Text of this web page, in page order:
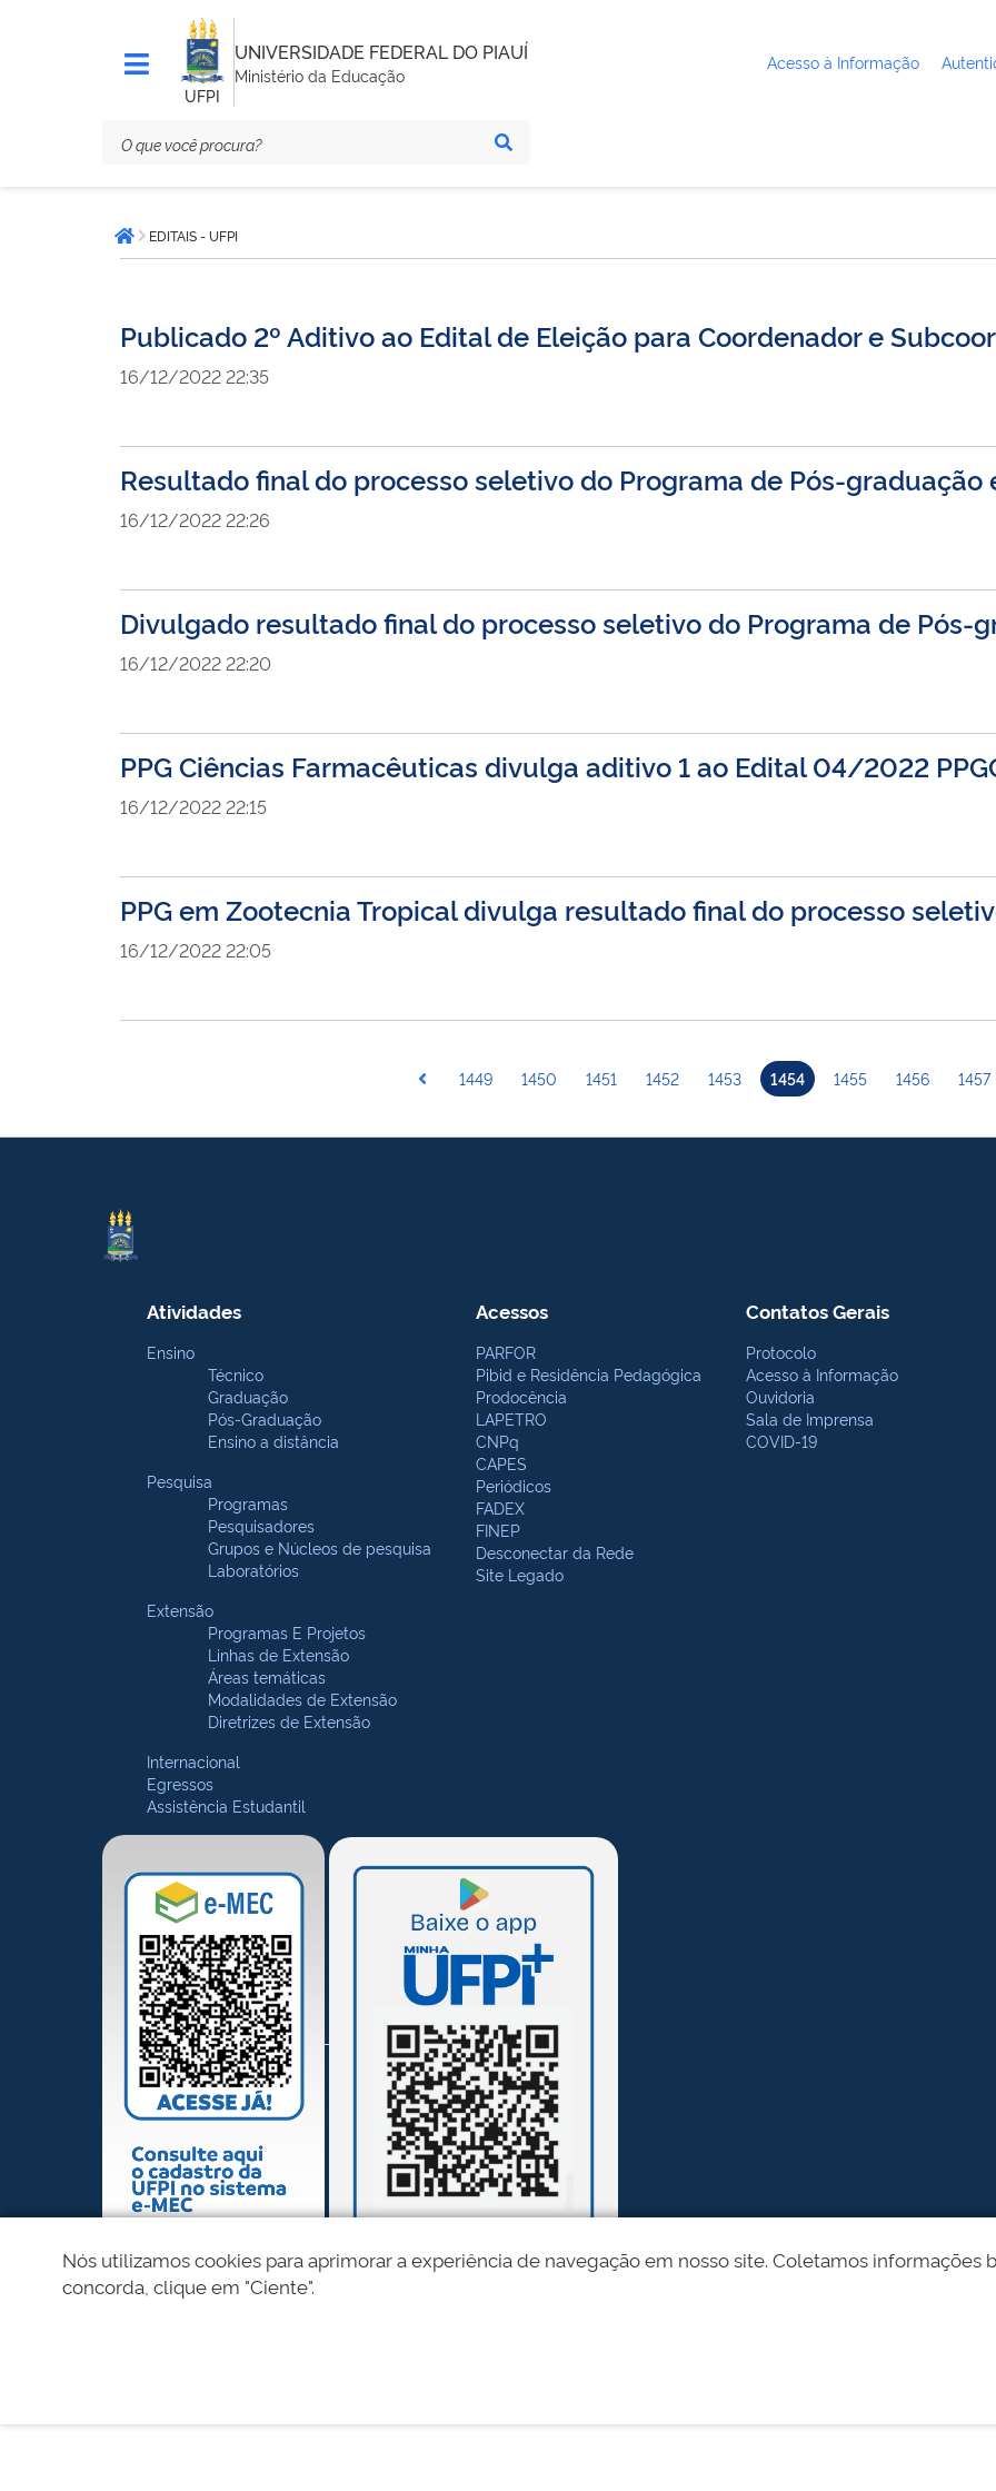
UFPI
UNIVERSIDADE FEDERAL DO PIAUÍ
Ministério da Educação
Acesso à Informação
está
aqui:Página inicial
EDITAIS - UFPI
Publicado 2º Aditivo ao Edital de Eleição para Coordenador e
16/12/2022 22:35
Resultado final do processo seletivo do Programa de Pós-graduação
16/12/2022 22:26
Divulgado resultado final do processo seletivo do Programa de Pós-
16/12/2022 22:20
PPG Ciências Farmacêuticas divulga aditivo 1 ao Edital 04/2022
16/12/2022 22:15
PPG em Zootecnia Tropical divulga resultado final do processo
16/12/2022 22:05
1449 1450 1451 1452 1453 1454 1455 1456 1457
Atividades
Ensino
Técnico
Graduação
Pós-Graduação
Ensino a distância
Pesquisa
Programas
Pesquisadores
Grupos e Núcleos de pesquisa
Laboratórios
Extensão
Programas E Projetos
Linhas de Extensão
Áreas temáticas
Modalidades de Extensão
Diretrizes de Extensão
Internacional
Egressos
Assistência Estudantil
Acessos
PARFOR
Pibid e Residência Pedagógica
Prodocência
LAPETRO
CNPq
CAPES
Periódicos
FADEX
FINEP
Desconectar da Rede
Site Legado
Contatos Gerais
Protocolo
Acesso à Informação
Ouvidoria
Sala de Imprensa
COVID-19
Nós utilizamos cookies para aprimorar a experiência de navegação em nosso site. Coletamos informações
concorda, clique em "Ciente".